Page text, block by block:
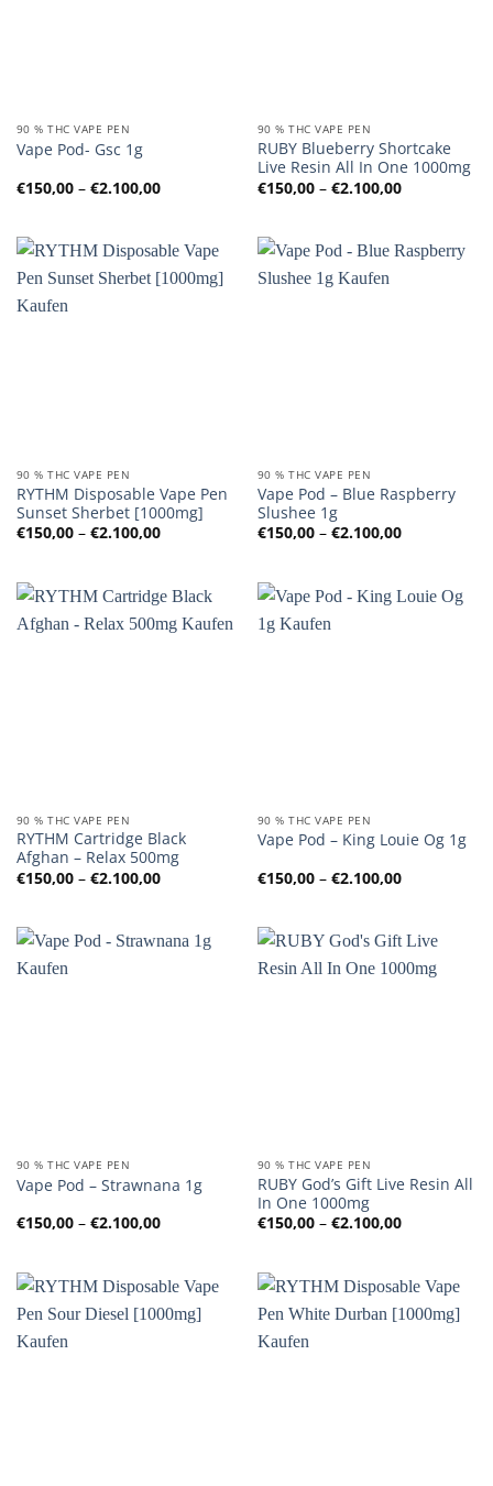
90 % THC VAPE PEN
Vape Pod- Gsc 1g
€150,00 – €2.100,00Preisspanne:
€150,00
90 % THC VAPE PEN
RUBY Blueberry Shortcake
Live Resin All In One 1000mg
€150,00 – €2.100,00
€150,00
90 % THC VAPE PEN
RYTHM Disposable Vape Pen
Sunset Sherbet [1000mg]
€150,00 – €2.100,00Preisspanne:
€150,00
90 % THC VAPE PEN
Vape Pod – Blue Raspberry
Slushee 1g
€150,00 – €2.100,00
€150,00
90 % THC VAPE PEN
RYTHM Cartridge Black
Afghan – Relax 500mg
€150,00 – €2.100,00Preisspanne:
€150,00
90 % THC VAPE PEN
Vape Pod – King Louie Og 1g
€150,00 – €2.100,00
€150,00
90 % THC VAPE PEN
Vape Pod – Strawnana 1g
€150,00 – €2.100,00Preisspanne:
90 % THC VAPE PEN
RUBY God’s Gift Live Resin All
In One 1000mg
€150,00 – €2.100,00